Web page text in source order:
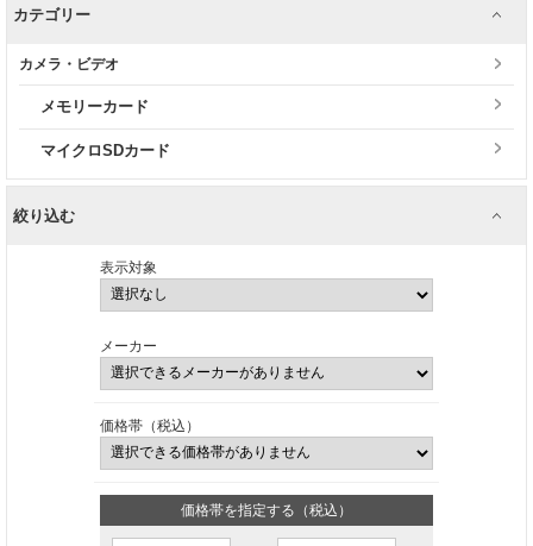
カテゴリー
カメラ・ビデオ
メモリーカード
マイクロSDカード
絞り込む
表示対象
メーカー
価格帯（税込）
価格帯を指定する（税込）